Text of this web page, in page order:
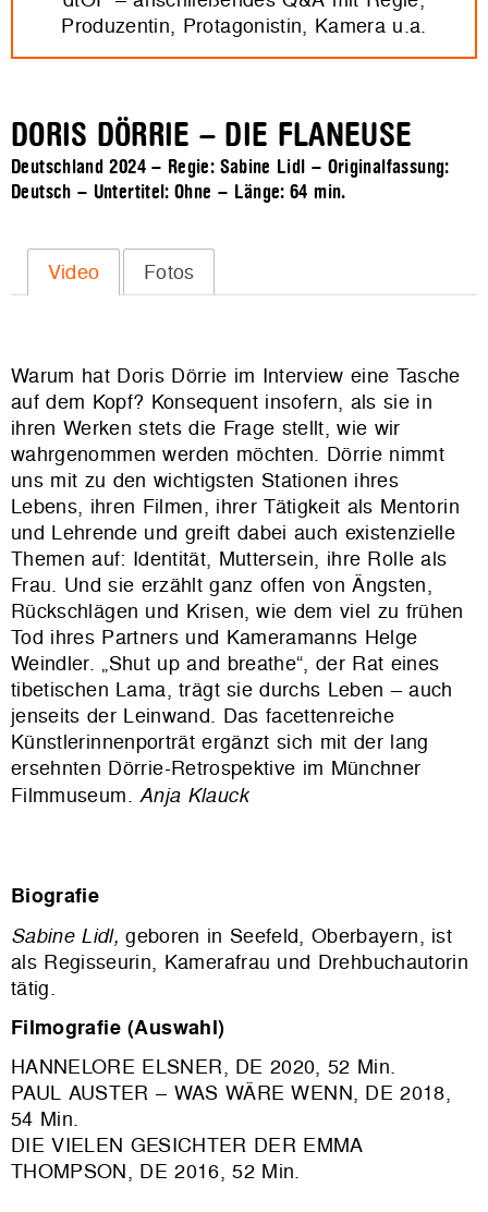
Produzentin, Protagonistin, Kamera u.a.
DORIS DÖRRIE – DIE FLANEUSE
Deutschland 2024 – Regie: Sabine Lidl – Originalfassung:
Deutsch – Untertitel: Ohne – Länge:64 min.
Video Fotos
Warum hat Doris Dörrie im Interview eine Tasche
auf dem Kopf? Konsequent insofern, als sie in
ihren Werken stets die Frage stellt, wie wir
wahrgenommen werden möchten. Dörrie nimmt
uns mit zu den wichtigsten Stationen ihres
Lebens, ihren Filmen, ihrer Tätigkeit als Mentorin
und Lehrende und greift dabei auch existenzielle
Themen auf: Identität, Muttersein, ihre Rolle als
Frau. Und sie erzählt ganz offen von Ängsten,
Rückschlägen und Krisen, wie dem viel zu frühen
Tod ihres Partners und Kameramanns Helge
Weindler. „Shut up and breathe“, der Rat eines
tibetischen Lama, trägt sie durchs Leben – auch
jenseits der Leinwand. Das facettenreiche
Künstlerinnenporträt ergänzt sich mit der lang
ersehnten Dörrie-Retrospektive im Münchner
Filmmuseum.Anja Klauck
Biografie
Sabine Lidl,geboren in Seefeld, Oberbayern, ist
als Regisseurin, Kamerafrau und Drehbuchautorin
tätig.
Filmografie (Auswahl)
HANNELORE ELSNER, DE 2020, 52 Min.
PAUL AUSTER – WAS WÄRE WENN, DE 2018,
54 Min.
DIE VIELEN GESICHTER DER EMMA
THOMPSON, DE 2016, 52 Min.